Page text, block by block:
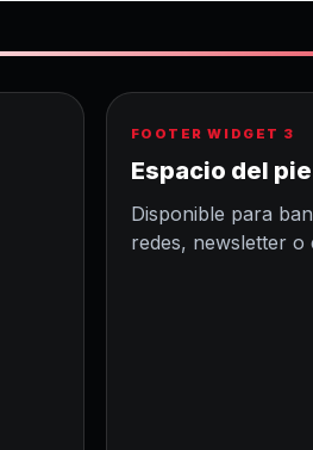
FOOTER WIDGET 3
Espacio del
Disponible para
redes, newsletter o